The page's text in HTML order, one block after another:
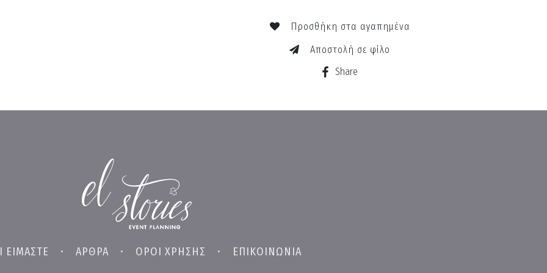
Προσθήκη στα αγαπημένα
Αποστολή σε φίλο
Share
ΕΙΜΑΣΤΕ • ΑΡΘΡΑ • ΟΡΟΙ ΧΡΗΣΗΣ • ΕΠΙΚΟΙΝΩΝΙΑ